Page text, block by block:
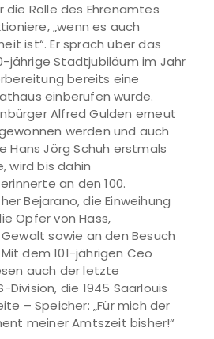
die Rolle des Ehrenamtes
„wenn es auch
ist“. Er sprach über das
jährige Stadtjubiläum im Jahr
bereits eine
einberufen wurde.
Alfred Gulden erneut
werden und auch
Hans Jörg Schuh erstmals
wird bis dahin
an den 100.
Bejarano, die Einweihung
Opfer von Hass,
sowie an den Besuch
dem 101-jährigen Ceo
auch der letzte
Division, die 1945 Saarlouis
– Speicher: „Für mich der
meiner Amtszeit bisher!“